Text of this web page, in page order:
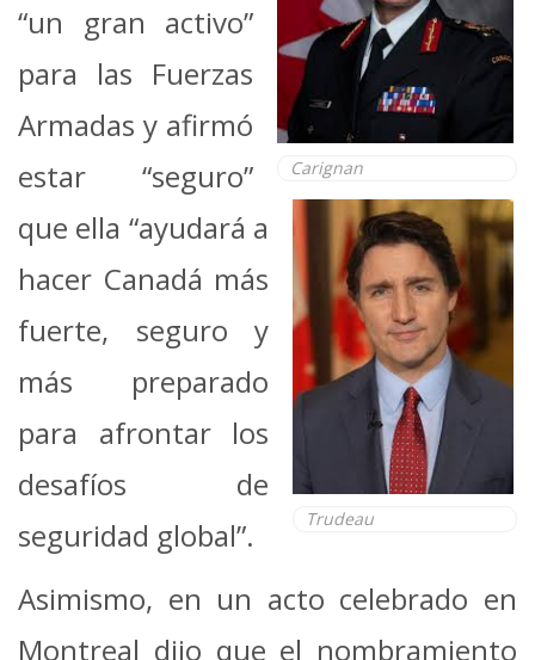
Carignan
Trudeau
“un gran activo”
para las Fuerzas
Armadas y afirmó
estar “seguro”
que ella “ayudará a
hacer Canadá más
fuerte, seguro y
más preparado
para afrontar los
desafíos de
seguridad global”.
Asimismo, en un acto celebrado en
Montreal dijo que el nombramiento